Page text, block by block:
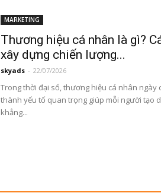
MARKETING
Thương hiệu cá nhân là gì?
xây dựng chiến lượng...
skyads - 22/07/2026
Trong thời đại số, thương hiệu cá nhân ngày
thành yếu tố quan trọng giúp mỗi người tạo
khẳng...